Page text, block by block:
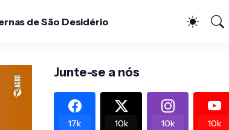
de São Desidério
Junte-se a nós
17k 10k 10k 10k